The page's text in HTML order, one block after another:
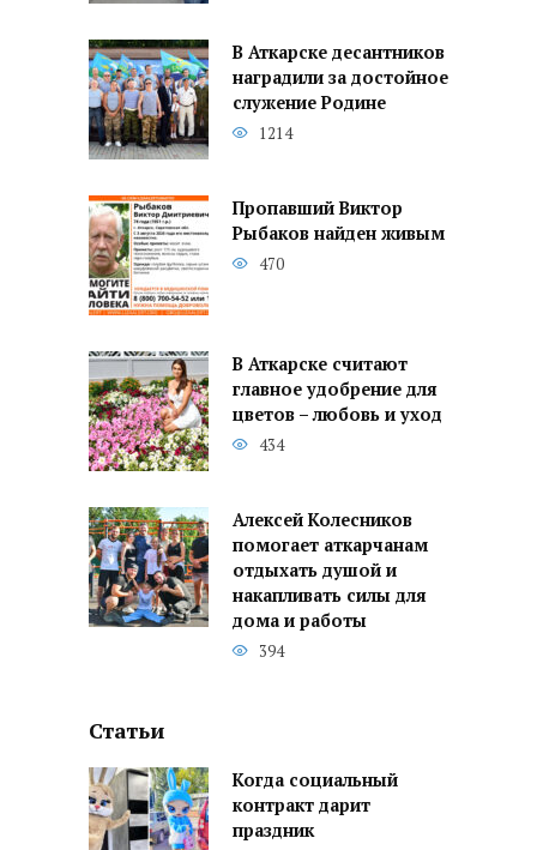
В Аткарске десантников
наградили за достойное
служение Родине
1214
Пропавший Виктор
Рыбаков найден живым
470
В Аткарске считают
главное удобрение для
цветов – любовь и уход
434
Алексей Колесников
помогает аткарчанам
отдыхать душой и
накапливать силы для
дома и работы
394
Статьи
Когда социальный
контракт дарит
праздник